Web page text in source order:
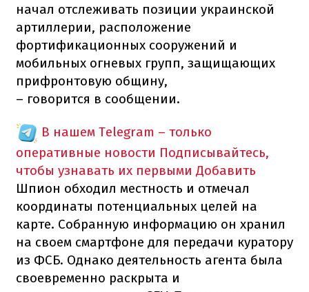
начал отслеживать позиции украинской
артиллерии, расположение
фортификационных сооружений и
мобильных огневых групп, защищающих
прифронтовую общину,
– говорится в сообщении.
В нашем Telegram – только
оперативные новости Подписывайтесь,
чтобы узнавать их первыми Добавить
Шпион обходил местность и отмечал
координаты потенциальных целей на
карте. Собранную информацию он хранил
на своем смартфоне для передачи куратору
из ФСБ. Однако деятельность агента была
своевременно раскрыта и